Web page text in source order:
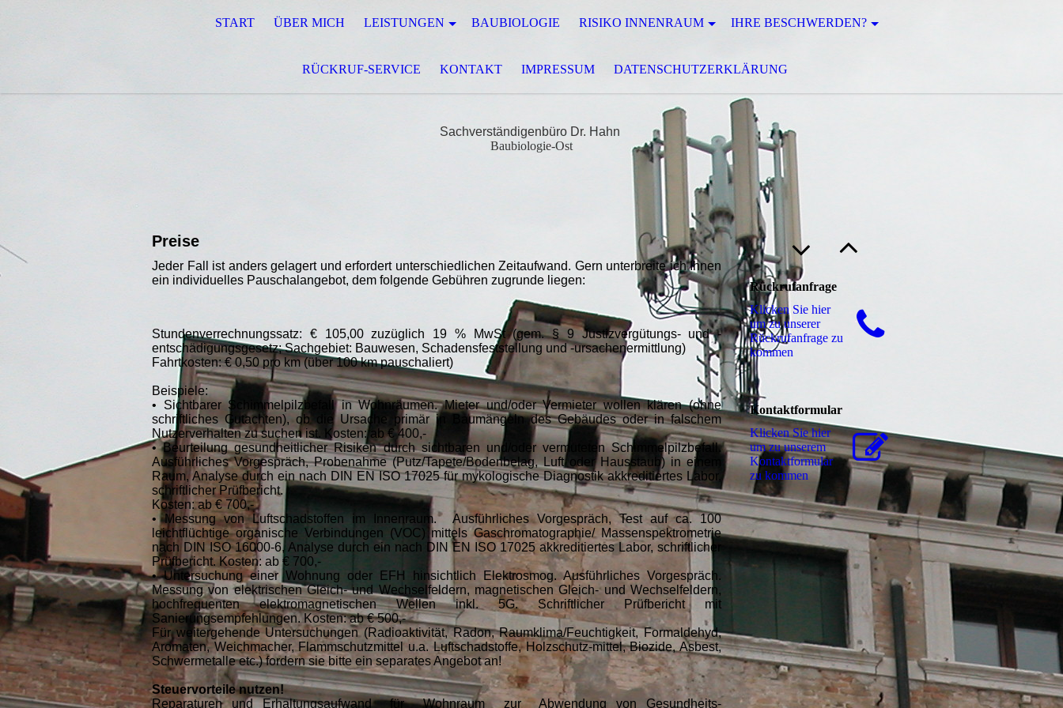
START ÜBER MICH LEISTUNGEN BAUBIOLOGIE RISIKO INNENRAUM IHRE BESCHWERDEN?
RÜCKRUF-SERVICE KONTAKT IMPRESSUM DATENSCHUTZERKLÄRUNG
Sachverständigenbüro Dr. Hahn
Baubiologie-Ost
Preise
Jeder Fall ist anders gelagert und erfordert unterschiedlichen Zeitaufwand. Gern unterbreite ich Ihnen
ein individuelles Pauschalangebot, dem folgende Gebühren zugrunde liegen:
Stundenverrechnungssatz: € 105,00 zuzüglich 19 % MwSt (gem. § 9 Justizvergütungs- und -
entschädigungsgesetz; Sachgebiet: Bauwesen, Schadensfeststellung und -ursachenermittlung)
Fahrtkosten: € 0,50 pro km (über 100 km pauschaliert)
Beispiele:
• Sichtbarer Schimmelpilzbefall in Wohnräumen. Mieter und/oder Vermieter wollen klären (ohne
schriftliches Gutachten), ob die Ursache primär in Baumängeln des Gebäudes oder in falschem
Nutzerverhalten zu suchen ist. Kosten: ab € 400,-
• Beurteilung gesundheitlicher Risiken durch sichtbaren und/oder vermuteten Schimmelpilzbefall.
Ausführliches Vorgespräch, Probenahme (Putz/Tapete/Bodenbelag, Luft oder Hausstaub) in einem
Raum, Analyse durch ein nach DIN EN ISO 17025 für mykologische Diagnostik akkreditiertes Labor,
schriftlicher Prüfbericht.
Kosten: ab € 700,-
• Messung von Luftschadstoffen im Innenraum. Ausführliches Vorgespräch, Test auf ca. 100
leichtflüchtige organische Verbindungen (VOC) mittels Gaschromatographie/ Massenspektrometrie
nach DIN ISO 16000-6, Analyse durch ein nach DIN EN ISO 17025 akkreditiertes Labor, schriftlicher
Prüfbericht. Kosten: ab € 700,-
• Untersuchung einer Wohnung oder EFH hinsichtlich Elektrosmog. Ausführliches Vorgespräch.
Messung von elektrischen Gleich- und Wechselfeldern, magnetischen Gleich- und Wechselfeldern,
hochfrequenten elektromagnetischen Wellen inkl. 5G. Schriftlicher Prüfbericht mit
Sanierungsempfehlungen. Kosten: ab € 500,-
Für weitergehende Untersuchungen (Radioaktivität, Radon, Raumklima/Feuchtigkeit, Formaldehyd,
Aromaten, Weichmacher, Flammschutzmittel u.a. Luftschadstoffe, Holzschutz-mittel, Biozide, Asbest,
Schwermetalle etc.) fordern sie bitte ein separates Angebot an!
Steuervorteile nutzen!
Reparaturen und Erhaltungsaufwand für Wohnraum zur Abwendung von Gesundheits-
Rückrufanfrage
Klicken Sie hier
um zu unserer
Rückrufanfrage zu
kommen
Kontaktformular
Klicken Sie hier
um zu unserem
Kon­takt­for­mu­lar
zu kommen